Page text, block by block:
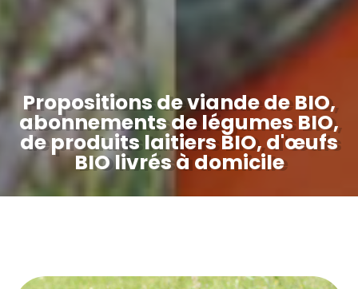
Propositions de viande de BIO,
abonnements de légumesBIO,
de produits laitiers BIO, d'œufs
BIO livrés à domicile